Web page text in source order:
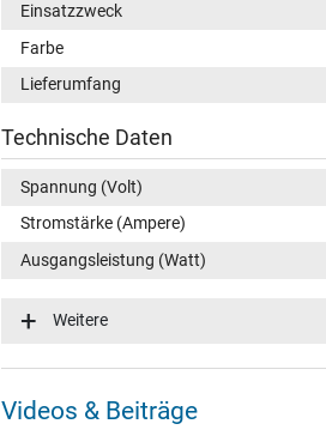
Einsatzzweck
Farbe
Lieferumfang
Technische Daten
Spannung (Volt)
Stromstärke (Ampere)
Ausgangsleistung (Watt)
Energieeffizienz
Weitere
Videos & Beiträge